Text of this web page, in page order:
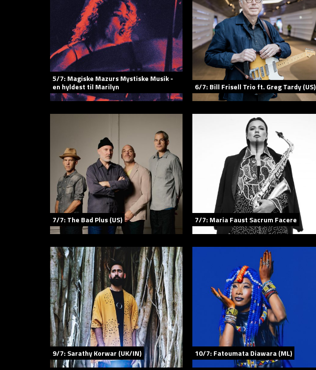
5/7: Magiske Mazurs Mystiske Musik -
en hyldest til Marilyn
6/7: Bill Frisell Trio ft. Greg Tardy (US)
7/7: The Bad Plus (US) 7/7: Maria Faust Sacrum Facere
9/7: Sarathy Korwar (UK/IN) 10/7: Fatoumata Diawara (ML)